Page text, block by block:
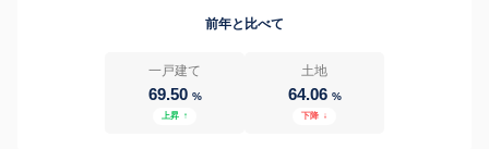
前年と比べて
一戸建て
69.50 %
上昇 ↑
土地
64.06 %
下降 ↓